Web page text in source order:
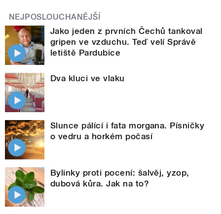
NEJPOSLOUCHANĚJŠÍ
Jako jeden z prvních Čechů tankoval
gripen ve vzduchu. Teď velí Správě
letiště Pardubice
Dva kluci ve vlaku
Slunce pálící i fata morgana. Písničky
o vedru a horkém počasí
Bylinky proti pocení: šalvěj, yzop,
dubová kůra. Jak na to?